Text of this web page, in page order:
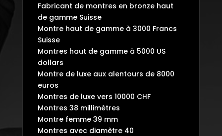
Fabricant de montres en bronze haut
de gamme Suisse
Montre haut de gamme à 3000 Francs
Suisse
Montres haut de gamme à 5000 US
dollars
Montre de luxe aux alentours de 8000
euros
Montres de luxe vers 10000 CHF
Montres 38 millimètres
Montre femme 39 mm
Montres avec diamètre 40